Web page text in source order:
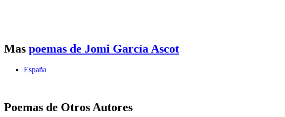
Mas poemas de Jomi García Ascot
España
Poemas de Otros Autores